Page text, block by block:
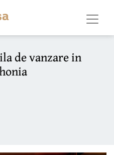
de vanzare in